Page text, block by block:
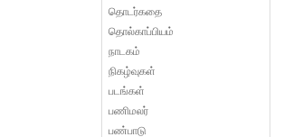
தொடர்கதை
தொல்காப்பியம்
நாடகம்
நிகழ்வுகள்
படங்கள்
பணிமலர்
பண்பாடு